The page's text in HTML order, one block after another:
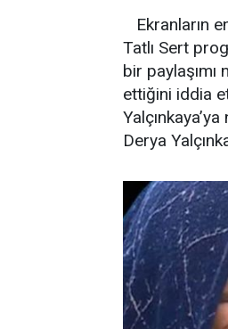
Ekranların
Tatlı Sert
bir paylaşımı
ettiğini iddia
Derya